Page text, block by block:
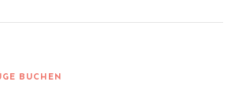
BUCHEN